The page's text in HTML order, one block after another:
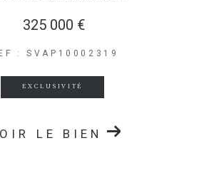
325 000 €
: SVAP10002319
EXCLUSIVITÉ
LE BIEN